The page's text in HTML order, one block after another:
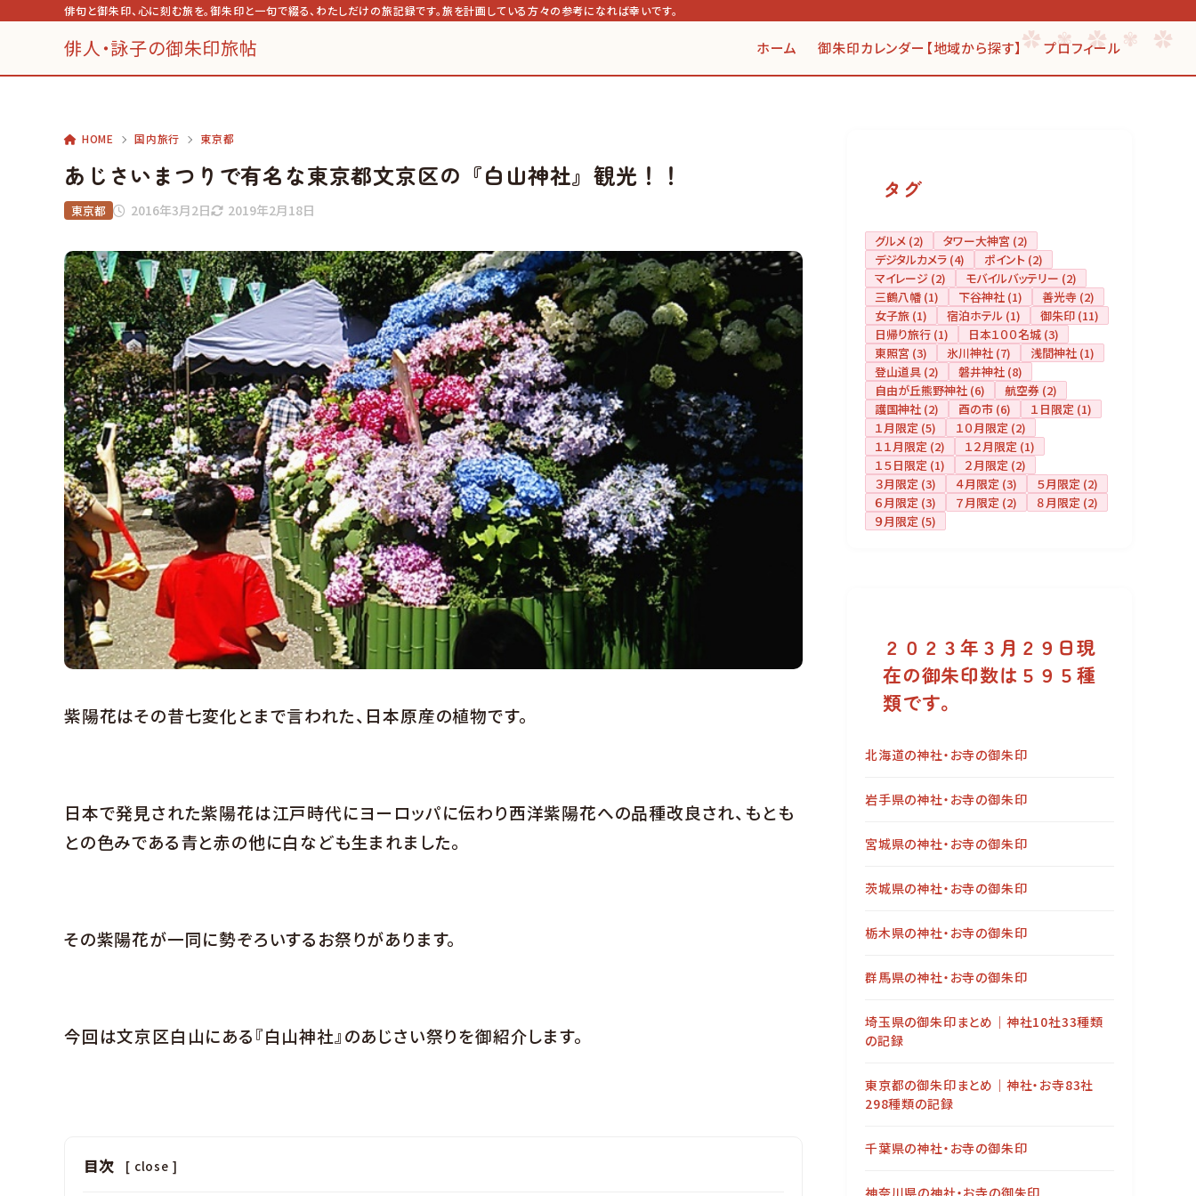
俳人・詠子の御朱印旅帖
俳句と御朱印、心に刻む旅を。御朱印と一句で綴る、わたしだけの旅記録です。旅を計画している方々の参考になれば幸いです。
ホーム 御朱印カレンダー【地域から探す】 プロフィール
HOME 国内旅行 東京都
あじさいまつりで有名な東京都文京区の『白山神社』観光！！
2016年3月2日 2019年2月18日
東京都
紫陽花はその昔七変化とまで言われた、日本原産の植物です。
日本で発見された紫陽花は江戸時代にヨーロッパに伝わり西洋紫陽花への品種改良され、もとも
との色みである青と赤の他に白なども生まれました。
その紫陽花が一同に勢ぞろいするお祭りがあります。
今回は文京区白山にある『白山神社』のあじさい祭りを御紹介します。
目次 [ close ]
タグ
グルメ (2) タワー大神宮 (2)
デジタルカメラ (4) ポイント (2)
マイレージ (2) モバイルバッテリー (2)
三鶴八幡 (1) 下谷神社 (1) 善光寺 (2)
女子旅 (1) 宿泊ホテル (1) 御朱印 (11)
日帰り旅行 (1) 日本１００名城 (3)
東照宮 (3) 氷川神社 (7) 浅間神社 (1)
登山道具 (2) 磐井神社 (8)
自由が丘熊野神社 (6) 航空券 (2)
護国神社 (2) 酉の市 (6) １日限定 (1)
１月限定 (5) １０月限定 (2)
１１月限定 (2) １２月限定 (1)
１５日限定 (1) ２月限定 (2)
３月限定 (3) ４月限定 (3) ５月限定 (2)
６月限定 (3) ７月限定 (2) ８月限定 (2)
９月限定 (5)
２０２３年３月２９日現
在の御朱印数は５９５種
類です。
北海道の神社・お寺の御朱印
岩手県の神社・お寺の御朱印
宮城県の神社・お寺の御朱印
茨城県の神社・お寺の御朱印
栃木県の神社・お寺の御朱印
群馬県の神社・お寺の御朱印
埼玉県の御朱印まとめ｜神社10社33種類
の記録
東京都の御朱印まとめ｜神社・お寺83社
298種類の記録
千葉県の神社・お寺の御朱印
神奈川県の神社・お寺の御朱印